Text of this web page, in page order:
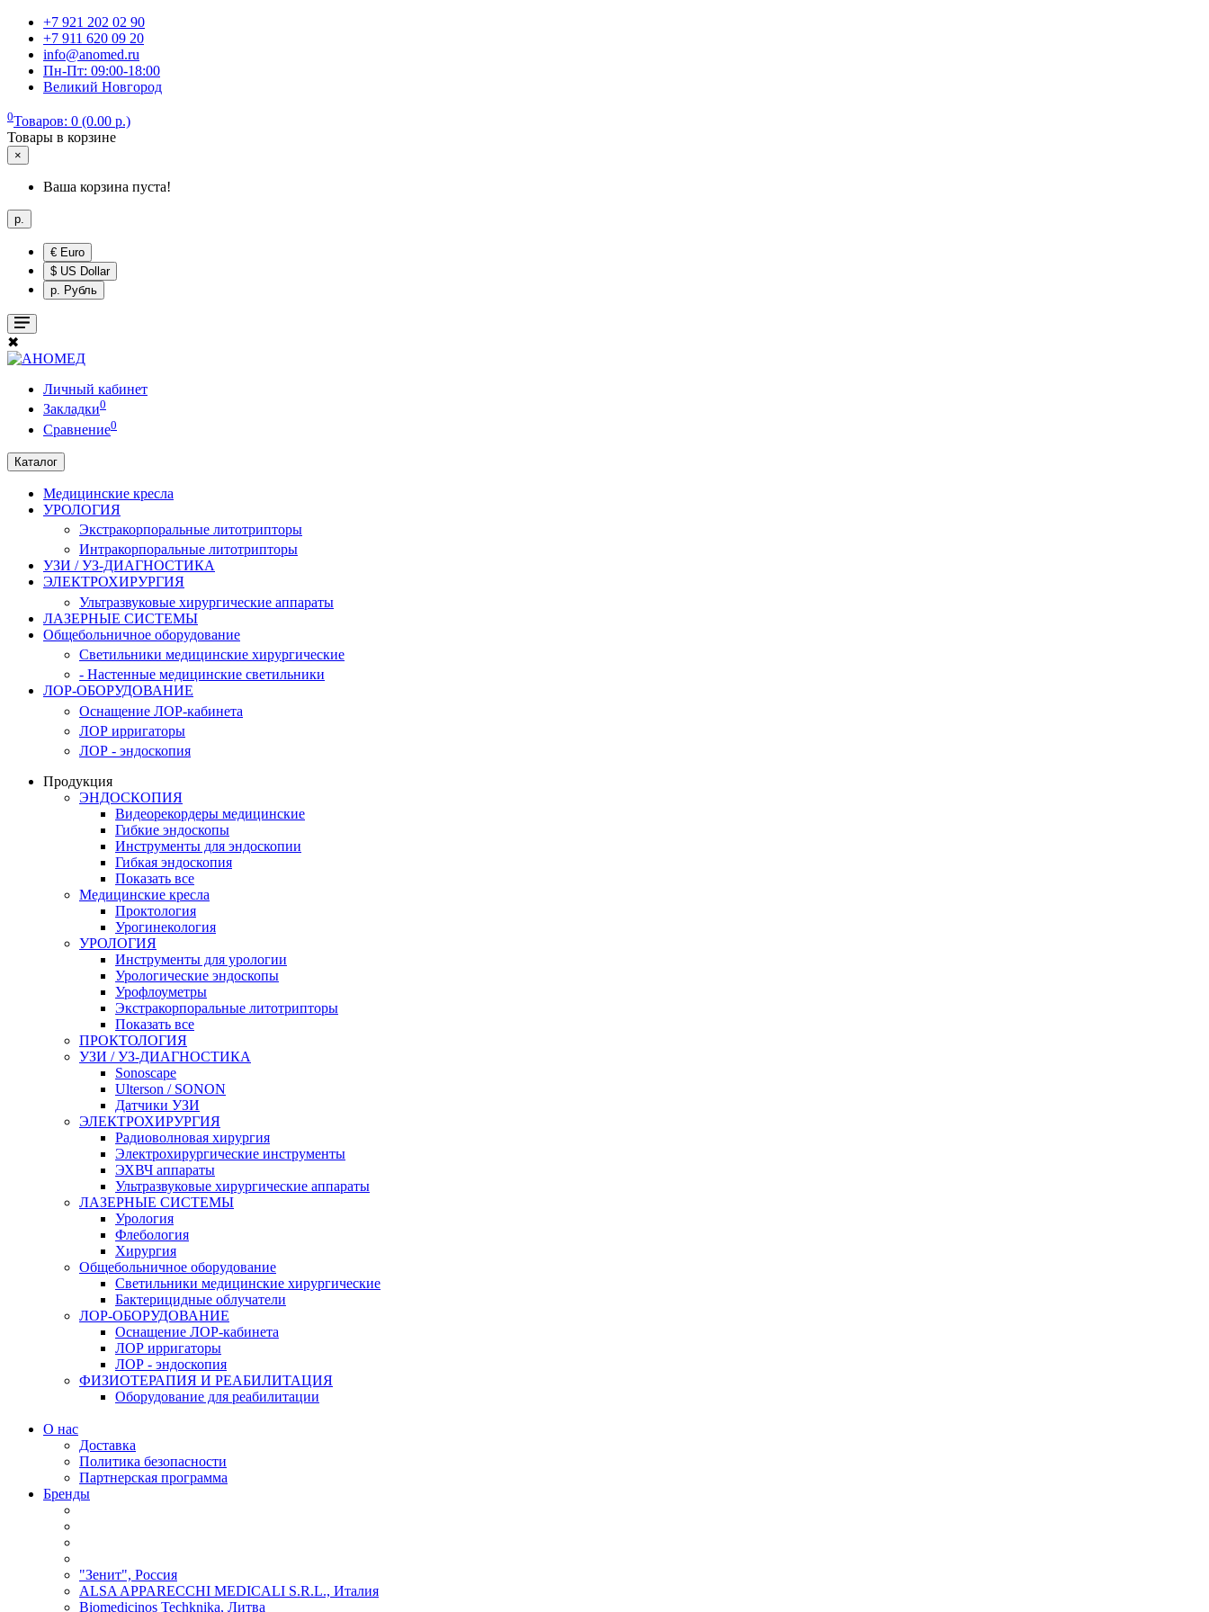
+7 921 202 02 90
+7 911 620 09 20
info@anomed.ru
Пн-Пт: 09:00-18:00
Великий Новгород
0Товаров: 0 (0.00 р.)
Товары в корзине
×
Ваша корзина пуста!
р.
€ Euro
$ US Dollar
р. Рубль
✖
Личный кабинет
Закладки0
Сравнение0
Каталог
Медицинские кресла
УРОЛОГИЯ
Экстракорпоральные литотрипторы
Интракорпоральные литотрипторы
УЗИ / УЗ-ДИАГНОСТИКА
ЭЛЕКТРОХИРУРГИЯ
Ультразвуковые хирургические аппараты
ЛАЗЕРНЫЕ СИСТЕМЫ
Общебольничное оборудование
Светильники медицинские хирургические
- Настенные медицинские светильники
ЛОР-ОБОРУДОВАНИЕ
Оснащение ЛОР-кабинета
ЛОР ирригаторы
ЛОР - эндоскопия
Продукция
ЭНДОСКОПИЯ
Видеорекордеры медицинские
Гибкие эндоскопы
Инструменты для эндоскопии
Гибкая эндоскопия
Показать все
Медицинские кресла
Проктология
Урогинекология
УРОЛОГИЯ
Инструменты для урологии
Урологические эндоскопы
Урофлоуметры
Экстракорпоральные литотрипторы
Показать все
ПРОКТОЛОГИЯ
УЗИ / УЗ-ДИАГНОСТИКА
Sonoscape
Ulterson / SONON
Датчики УЗИ
ЭЛЕКТРОХИРУРГИЯ
Радиоволновая хирургия
Электрохирургические инструменты
ЭХВЧ аппараты
Ультразвуковые хирургические аппараты
ЛАЗЕРНЫЕ СИСТЕМЫ
Урология
Флебология
Хирургия
Общебольничное оборудование
Светильники медицинские хирургические
Бактерицидные облучатели
ЛОР-ОБОРУДОВАНИЕ
Оснащение ЛОР-кабинета
ЛОР ирригаторы
ЛОР - эндоскопия
ФИЗИОТЕРАПИЯ И РЕАБИЛИТАЦИЯ
Оборудование для реабилитации
О нас
Доставка
Политика безопасности
Партнерская программа
Бренды
"Зенит", Россия
ALSA APPARECCHI MEDICALI S.R.L., Италия
Biomedicinos Techknika, Литва